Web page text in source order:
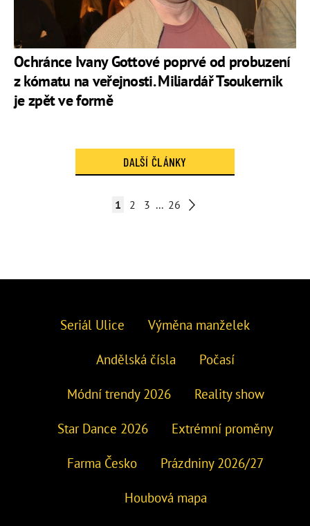
Ochránce Ivany Gottové poprvé od probuzení
z kómatu na veřejnosti. Miliardář Tsoukernik
je zpět ve formě
DALŠÍ ČLÁNKY
1 2 3 ... 26
Seriál Ulice Výměna manželek
Andělská čísla Počasí
Módní trendy 2026 Reality show
Star Dance 2026 Extrémní proměny
Farma Česko Prázdniny 2026/27
Houbová mapa